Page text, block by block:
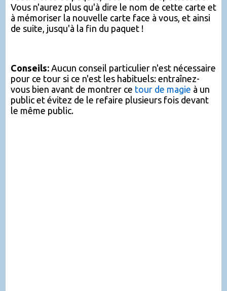
Vous n'aurez plus qu'à dire le nom de cette carte et
à mémoriser la nouvelle carte face à vous, et ainsi
de suite, jusqu'à la fin du paquet !
Conseils: Aucun conseil particulier n'est nécessaire
pour ce tour si ce n'est les habituels: entraînez-
vous bien avant de montrer ce tour de magie à un
public et évitez de le refaire plusieurs fois devant
le même public.